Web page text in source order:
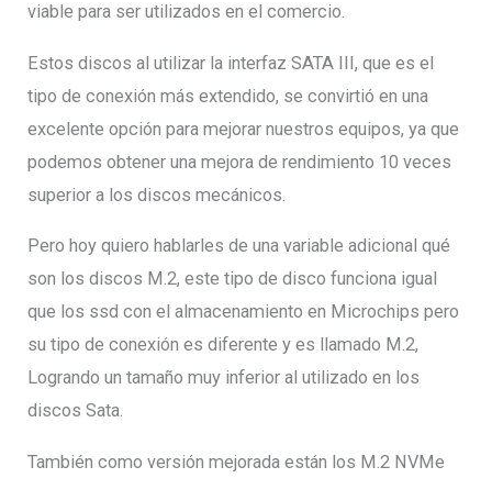
viable para ser utilizados en el comercio.
Estos discos al utilizar la interfaz SATA III, que es el
tipo de conexión más extendido, se convirtió en una
excelente opción para mejorar nuestros equipos, ya que
podemos obtener una mejora de rendimiento 10 veces
superior a los discos mecánicos.
Pero hoy quiero hablarles de una variable adicional qué
son los discos M.2, este tipo de disco funciona igual
que los ssd con el almacenamiento en Microchips pero
su tipo de conexión es diferente y es llamado M.2,
Logrando un tamaño muy inferior al utilizado en los
discos Sata.
También como versión mejorada están los M.2 NVMe